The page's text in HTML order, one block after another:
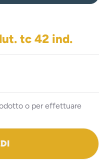
tc 42 ind.
o per effettuare